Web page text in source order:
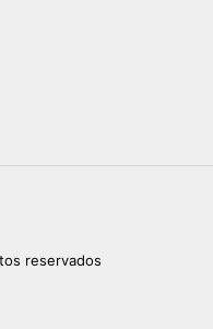
reservados